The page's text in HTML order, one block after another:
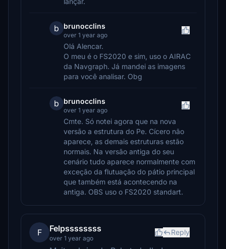
b brunocclins
over 1 year ago
Olá Alencar.
O meu é o FS2020 e sim, uso o AIRAC
da Navgraph. Já mandei as imagens
para você analisar. Obg
b brunocclins
over 1 year ago
Cmte. Só notei agora que na nova
versão a estrutura do Pe. Cícero não
aparece, as demais estruturas estão
normais. Na versão antiga do seu
cenário tudo aparece normalmente com
exceção da flutuação do pátio principal
que também está acontecendo na
antiga. OBS uso o FS2020 standart.
F Felpssssssss
over 1 year ago
Reply